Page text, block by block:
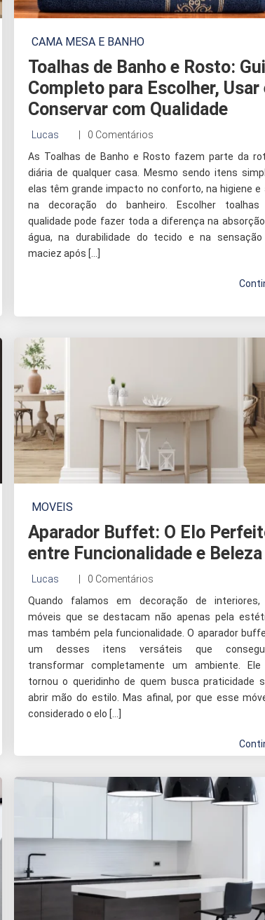
CAMA MESA E BANHO
Toalhas de Banho e Rosto:
Completo para Escolher, Usar
Conservar com Qualidade
Lucas
0 Comentários
As Toalhas de Banho e Rosto fazem parte da
diária de qualquer casa. Mesmo sendo itens
elas têm grande impacto no conforto, na higiene e
na decoração do banheiro. Escolher toalhas
qualidade pode fazer toda a diferença na
água, na durabilidade do tecido e na
maciez após […]
MOVEIS
Aparador Buffet: O Elo
entre Funcionalidade e Beleza
Lucas
0 Comentários
Quando falamos em decoração de
móveis que se destacam não apenas pela
mas também pela funcionalidade. O aparador
um desses itens versáteis que
transformar completamente um ambiente.
tornou o queridinho de quem busca praticidade
abrir mão do estilo. Mas afinal, por que esse
considerado o elo […]